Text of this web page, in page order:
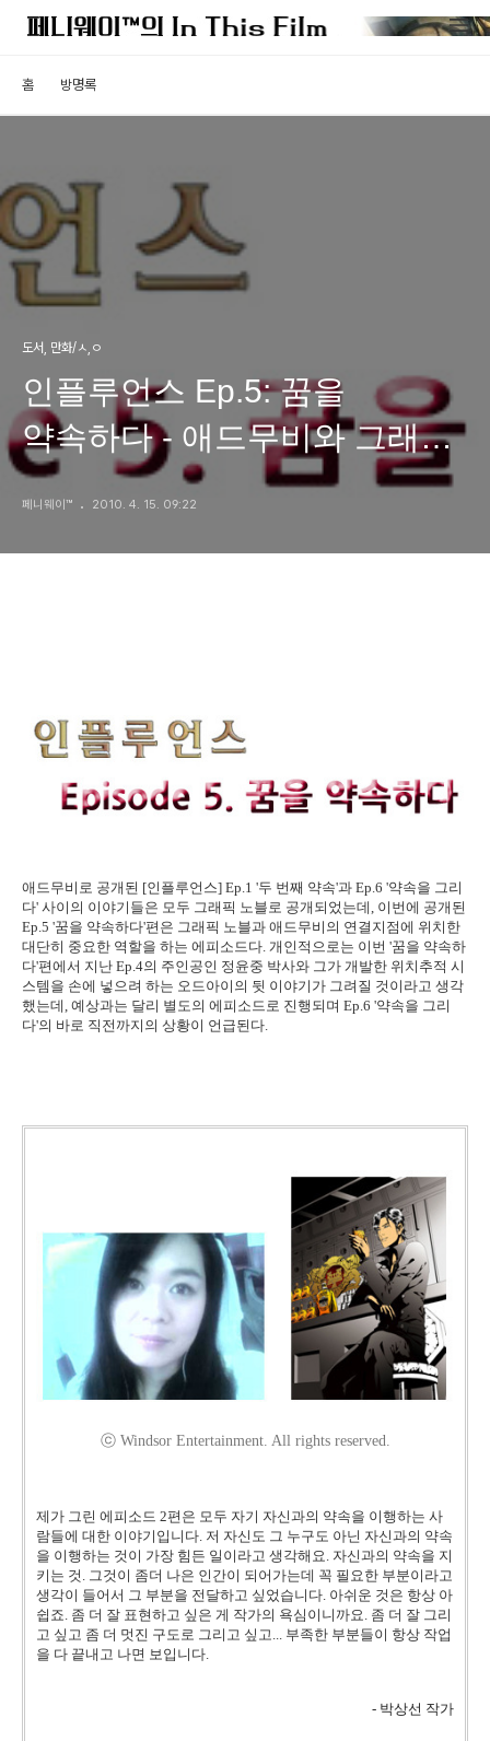
홈 방명록
도서, 만화/ㅅ,ㅇ
인플루언스 Ep.5: 꿈을
약속하다 - 애드무비와 그래픽
노블의 연결지점
페니웨이™ 2010. 4. 15. 09:22
애드무비로 공개된 [인플루언스] Ep.1 '두 번째 약속'과 Ep.6 '약속을 그리
다' 사이의 이야기들은 모두 그래픽 노블로 공개되었는데, 이번에 공개된
Ep.5 '꿈을 약속하다'편은 그래픽 노블과 애드무비의 연결지점에 위치한
대단히 중요한 역할을 하는 에피소드다. 개인적으로는 이번 '꿈을 약속하
다'편에서 지난 Ep.4의 주인공인 정윤중 박사와 그가 개발한 위치추적 시
스템을 손에 넣으려 하는 오드아이의 뒷 이야기가 그려질 것이라고 생각
했는데, 예상과는 달리 별도의 에피소드로 진행되며 Ep.6 '약속을 그리
다'의 바로 직전까지의 상황이 언급된다.
ⓒ Windsor Entertainment. All rights reserved.
제가 그린 에피소드 2편은 모두 자기 자신과의 약속을 이행하는 사
람들에 대한 이야기입니다. 저 자신도 그 누구도 아닌 자신과의 약속
을 이행하는 것이 가장 힘든 일이라고 생각해요. 자신과의 약속을 지
키는 것. 그것이 좀더 나은 인간이 되어가는데 꼭 필요한 부분이라고
생각이 들어서 그 부분을 전달하고 싶었습니다. 아쉬운 것은 항상 아
쉽죠. 좀 더 잘 표현하고 싶은 게 작가의 욕심이니까요. 좀 더 잘 그리
고 싶고 좀 더 멋진 구도로 그리고 싶고... 부족한 부분들이 항상 작업
을 다 끝내고 나면 보입니다.
- 박상선 작가